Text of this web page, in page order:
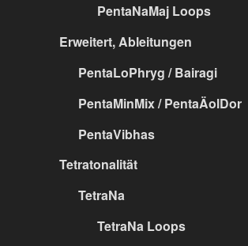
PentaNaMaj Loops
Erweitert, Ableitungen
PentaLoPhryg / Bairagi
PentaMinMix / PentaÄolDor
PentaVibhas
Tetratonalität
TetraNa
TetraNa Loops